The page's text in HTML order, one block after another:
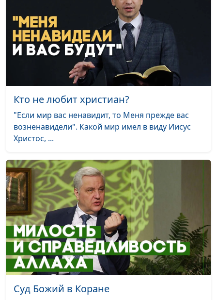
Кто не любит христиан?
"Если мир вас ненавидит, то Меня прежде вас
возненавидели". Какой мир имел в виду Иисус
Христос, ...
Суд Божий в Коране